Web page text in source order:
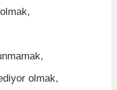
olmak,